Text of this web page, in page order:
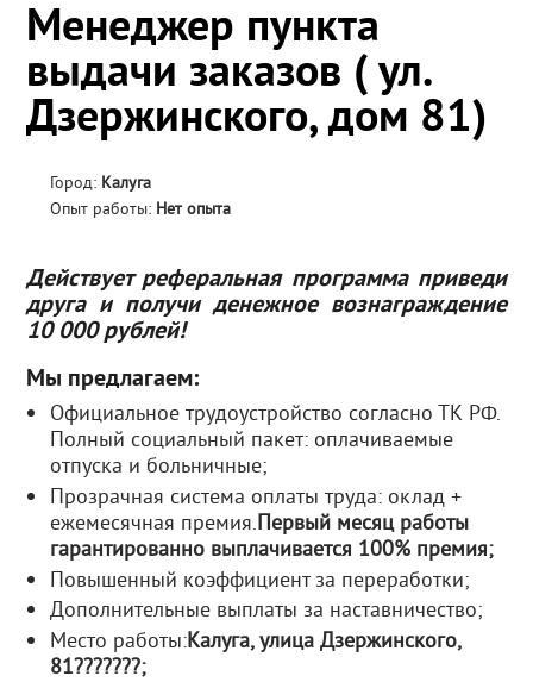
Менеджер пункта
выдачи заказов ( ул.
Дзержинского, дом 81)
Город: Калуга
Опыт работы: Нет опыта
Действует реферальная программа приведи
друга и получи денежное вознаграждение
10 000 рублей!
Мы предлагаем:
Официальное трудоустройство согласно ТК РФ.
Полный социальный пакет: оплачиваемые
отпуска и больничные;
Прозрачная система оплаты труда: оклад +
ежемесячная премия.Первый месяц работы
гарантированно выплачивается 100% премия;
Повышенный коэффициент за переработки;
Дополнительные выплаты за наставничество;
Место работы:Калуга, улица Дзержинского,
81???????;